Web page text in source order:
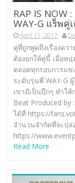
RAP IS NOW
WAY-G แร็พ
April 11, 2017
คู่ที่ถูกพูดถึงเรื่องคว
ต้องยกให้คู่นี้ เมื่อห
ตลอดทุกรอบการแข่
ระดับรุ่นพี่ WAY-G
เขามีเป็นปึกๆ ทำใ
Beat Produced by
ได้ที่ https://
จำนวนจำกัดที่จะปล่
https://
Read More